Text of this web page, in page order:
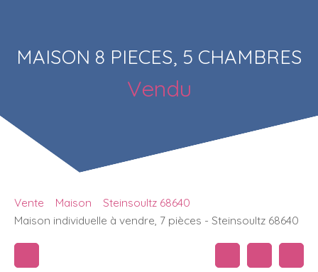
MAISON 8 PIECES, 5 CHAMBRES
Vendu
Vente Maison
Steinsoultz 68640
Maison individuelle à vendre, 7 pièces - Steinsoultz 68640